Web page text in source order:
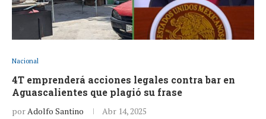
Nacional
4T emprenderá acciones legales contra bar en
Aguascalientes que plagió su frase
porAdolfo Santino Abr 14, 2025